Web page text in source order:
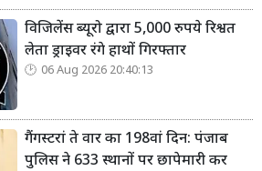
विजिलेंस ब्यूरो द्वारा 5,000 रुपये रिश्वत
लेता ड्राइवर रंगे हाथों गिरफ्तार
06 Aug 2026 20:40:13
गैंगस्टरां ते वार का 198वां दिन: पंजाब
पुलिस ने 633 स्थानों पर छापेमारी कर